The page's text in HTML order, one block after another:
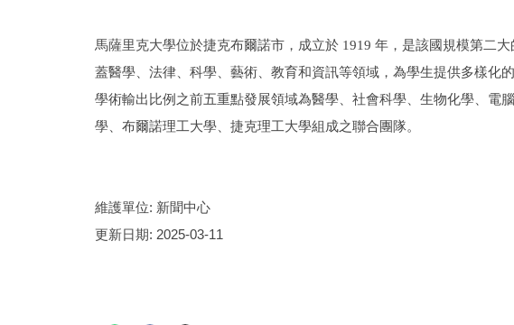
馬薩里克大學位於捷克布爾諾市，成立於 1919 年，是該國規模第二
蓋醫學、法律、科學、藝術、教育和資訊等領域，為學生提供多樣化
學術輸出比例之前五重點發展領域為醫學、社會科學、生物化學、電
學、布爾諾理工大學、捷克理工大學組成之聯合團隊。
維護單位: 新聞中心
更新日期: 2025-03-11